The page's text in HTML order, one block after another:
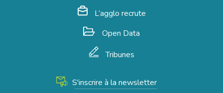
L’agglo recrute
Open Data
Tribunes
S'inscrire à la newsletter